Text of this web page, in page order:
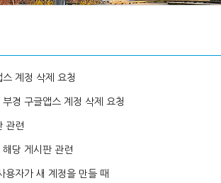
계정 삭제 요청
부경 구글앱스 계정 삭제 요청
관련
해당 게시판 관련
용자가 새 계정을 만들 때